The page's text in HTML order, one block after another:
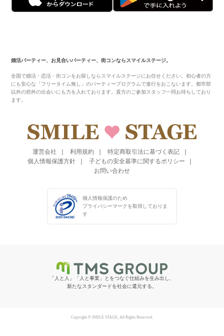
婚活パーティー、お見合いパーティー、街コンならスマイルステージ。
全国で婚活・恋活・街コンをお探しならスマイルステージにお任せください。初心者の方
にも安心な「フリータイム無し」のパーティープログラムで進行をおこないます。都市部
以外の郊外の出会いにも力を入れております。貴方のご参加スタッフ一同お待ちしており
ます。
運営会社 利用規約
特定商取引法に基づく表記
個人情報保護方針
子どもの安全基準に関するポリシー
お問い合わせ
個人情報保護のため
プライバシーマークを取得しておりま
す
「人と人」「人と事業」とをつなぐ仕組みを生み出し、
新たなスタンダードを社会に還元する。
Copyright © SMILE STAGE, All Rights Reserved.